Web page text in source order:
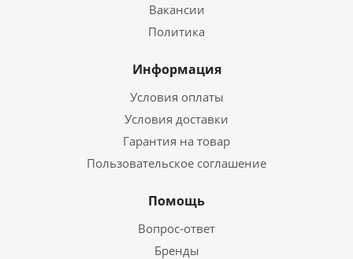
Вакансии
Политика
Информация
Условия оплаты
Условия доставки
Гарантия на товар
Пользовательское соглашение
Помощь
Вопрос-ответ
Бренды